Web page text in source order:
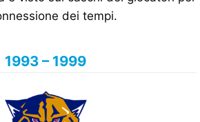
dei tempi.
1993 – 1999